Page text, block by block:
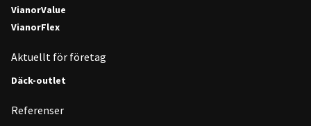
VianorValue
VianorFlex
Aktuellt för företag
Däck-outlet
Referenser